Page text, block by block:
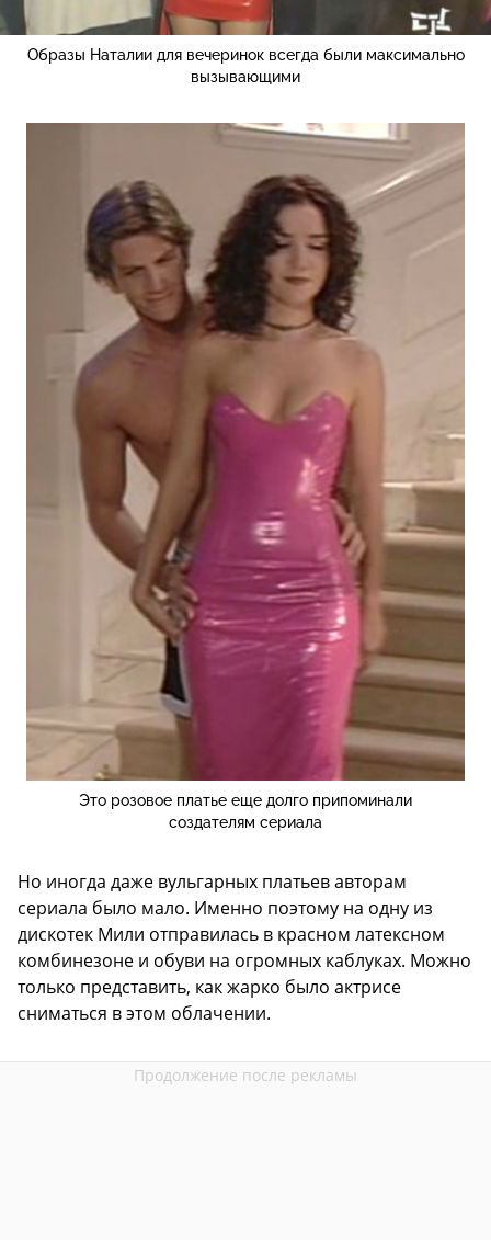
Образы Наталии для вечеринок всегда были максимально
вызывающими
Это розовое платье еще долго припоминали
создателям сериала
Но иногда даже вульгарных платьев авторам
сериала было мало. Именно поэтому на одну из
дискотек Мили отправилась в красном латексном
комбинезоне и обуви на огромных каблуках. Можно
только представить, как жарко было актрисе
сниматься в этом облачении.